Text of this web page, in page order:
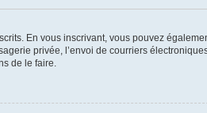
En vous inscrivant, vous pouvez
privée, l’envoi de courriers
de le faire.